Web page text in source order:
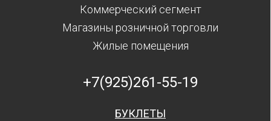
Коммерческий сегмент
Магазины розничной торговли
Жилые помещения
+7(925)261-55-19
БУКЛЕТЫ